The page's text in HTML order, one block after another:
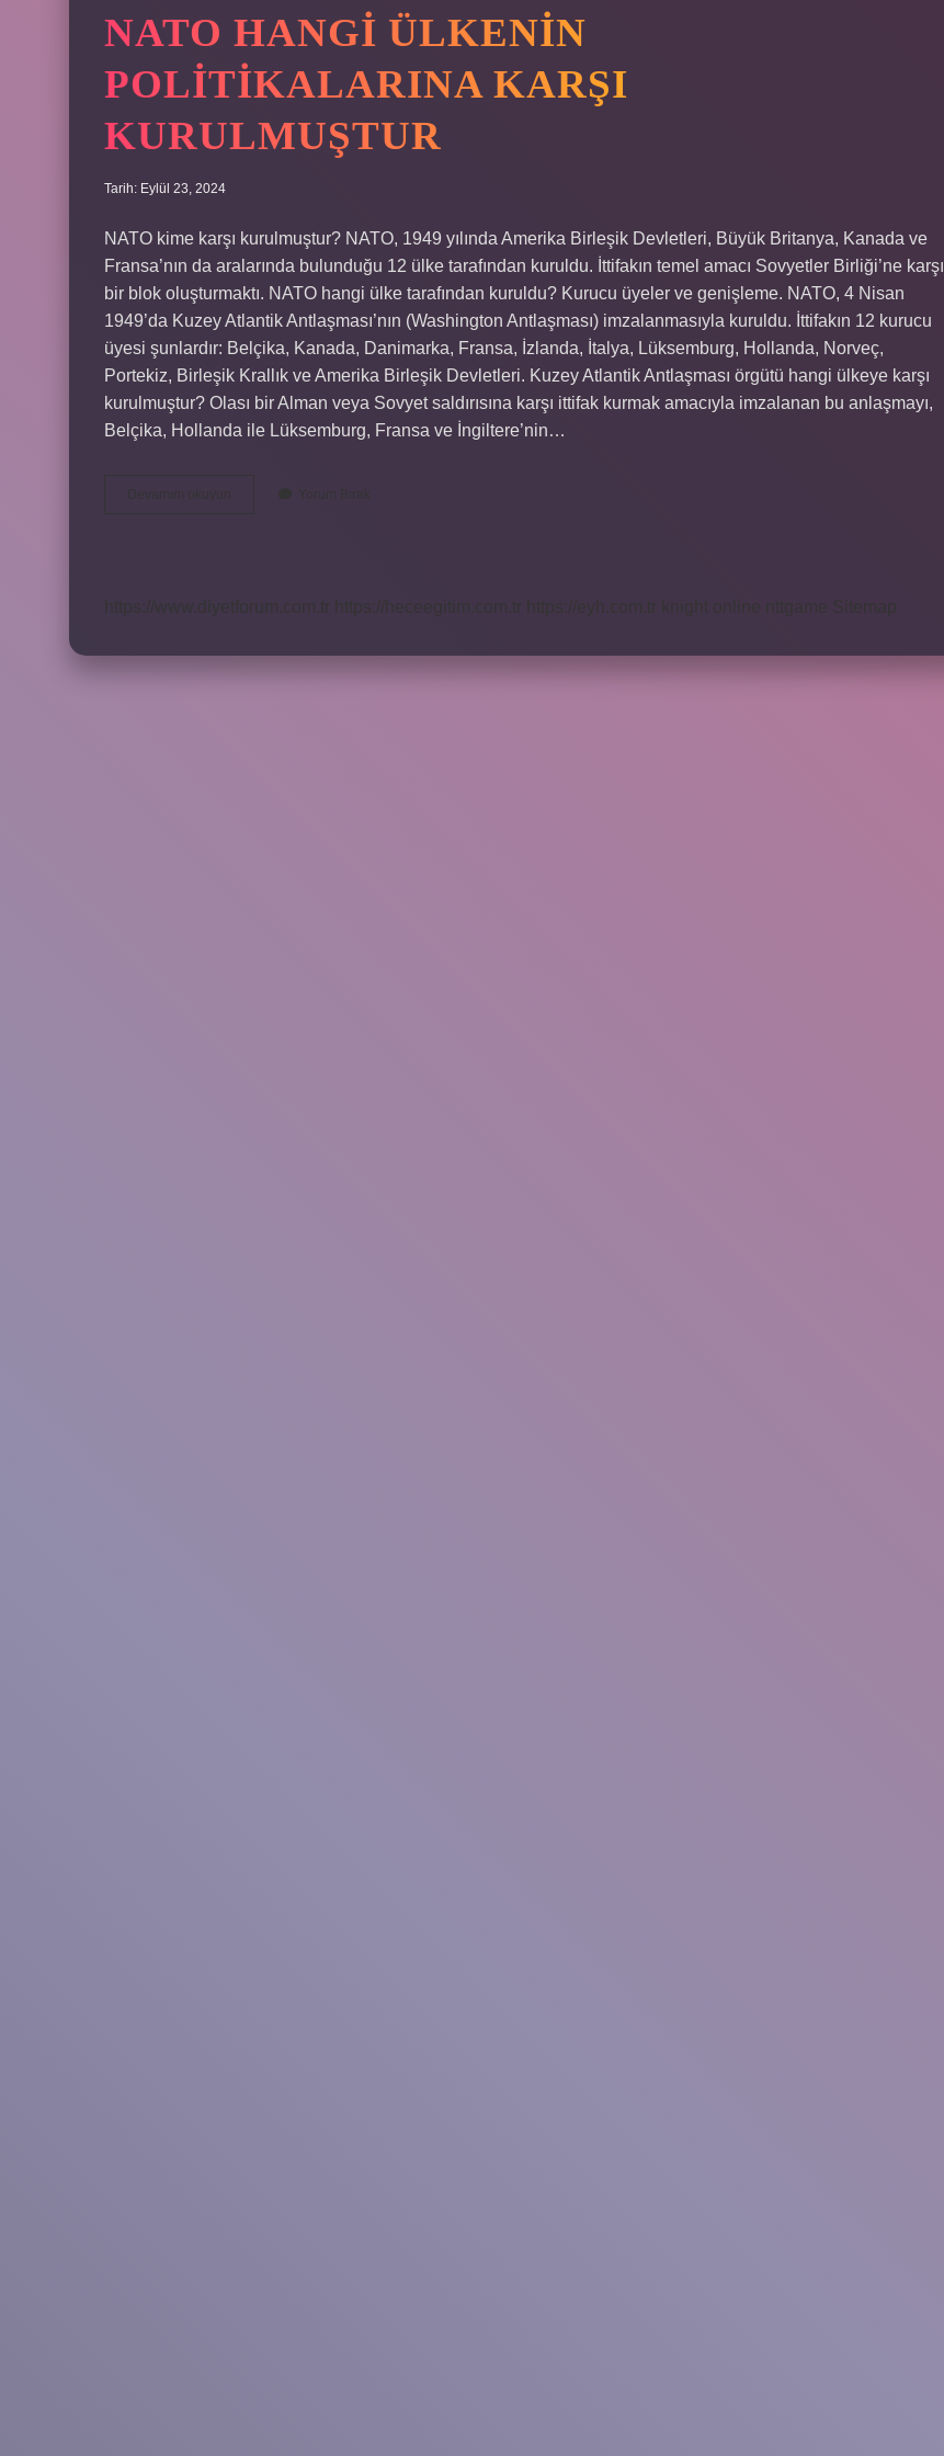
NATO HANGI ÜLKENIN
POLITIKALARINA KARŞI
KURULMUŞTUR
Tarih: Eylül 23, 2024
NATO kime karşı kurulmuştur? NATO, 1949 yılında Amerika Birleşik Devletleri, Büyük Britanya, Kanada ve
Fransa’nın da aralarında bulunduğu 12 ülke tarafından kuruldu. İttifakın temel amacı Sovyetler Birliği’ne karşı
bir blok oluşturmaktı. NATO hangi ülke tarafından kuruldu? Kurucu üyeler ve genişleme. NATO, 4 Nisan
1949’da Kuzey Atlantik Antlaşması’nın (Washington Antlaşması) imzalanmasıyla kuruldu. İttifakın 12 kurucu
üyesi şunlardır: Belçika, Kanada, Danimarka, Fransa, İzlanda, İtalya, Lüksemburg, Hollanda, Norveç,
Portekiz, Birleşik Krallık ve Amerika Birleşik Devletleri. Kuzey Atlantik Antlaşması örgütü hangi ülkeye karşı
kurulmuştur? Olası bir Alman veya Sovyet saldırısına karşı ittifak kurmak amacıyla imzalanan bu anlaşmayı,
Belçika, Hollanda ile Lüksemburg, Fransa ve İngiltere’nin…